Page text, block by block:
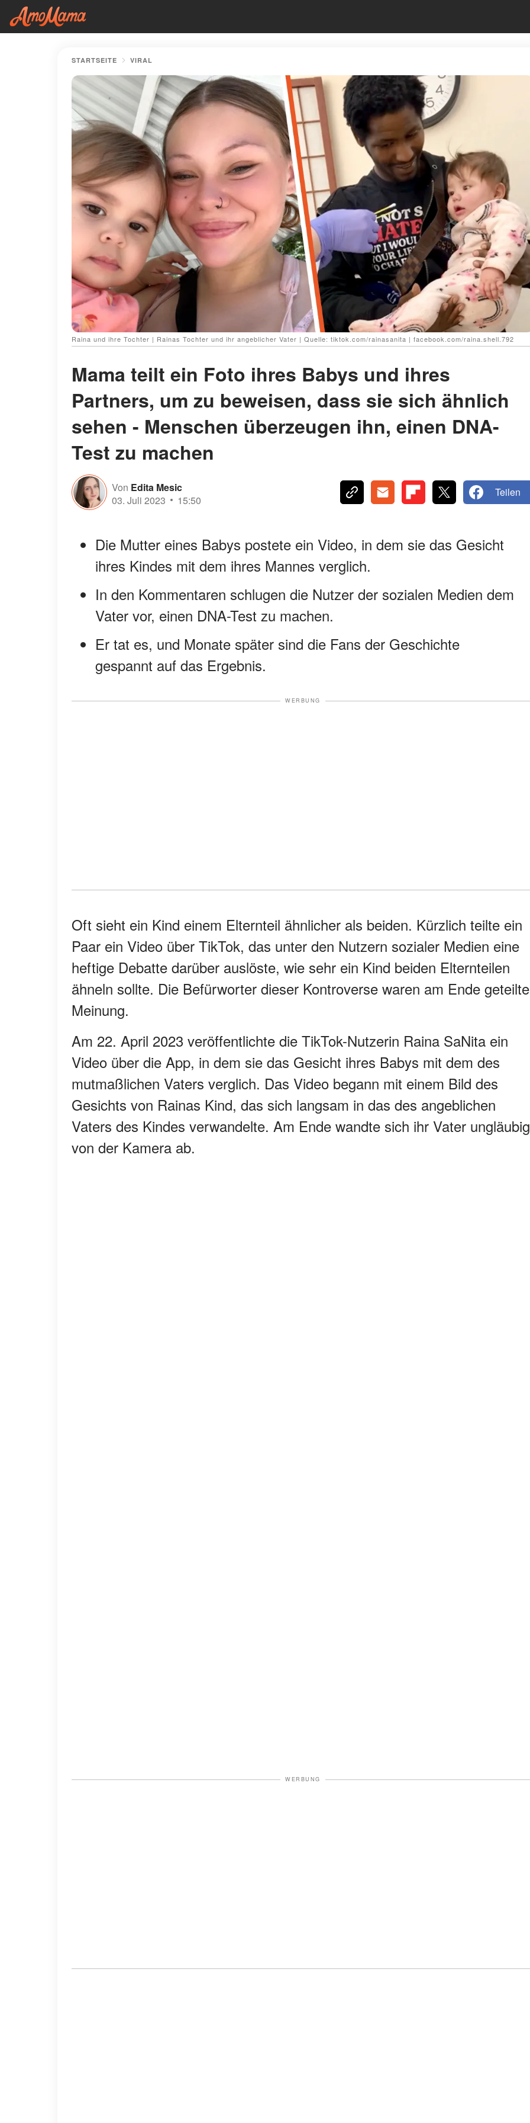
STARTSEITE VIRAL
Raina und ihre Tochter | Rainas Tochter und ihr angeblicher Vater | Quelle: tiktok.com/rainasanita | facebook.com/raina.shell.792
Mama teilt ein Foto ihres Babys und ihres
Partners, um zu beweisen, dass sie sich ähnlich
sehen - Menschen überzeugen ihn, einen DNA-
Test zu machen
Von Edita Mesic
03. Juli 2023
15:50
Teilen
Die Mutter eines Babys postete ein Video, in dem sie das Gesicht
ihres Kindes mit dem ihres Mannes verglich.
In den Kommentaren schlugen die Nutzer der sozialen Medien dem
Vater vor, einen DNA-Test zu machen.
Er tat es, und Monate später sind die Fans der Geschichte
gespannt auf das Ergebnis.
WERBUNG
Oft sieht ein Kind einem Elternteil ähnlicher als beiden. Kürzlich teilte ein
Paar ein Video über TikTok, das unter den Nutzern sozialer Medien eine
heftige Debatte darüber auslöste, wie sehr ein Kind beiden Elternteilen
ähneln sollte. Die Befürworter dieser Kontroverse waren am Ende
Meinung.
Am 22. April 2023 veröffentlichte die TikTok-Nutzerin Raina SaNita ein
Video über die App, in dem sie das Gesicht ihres Babys mit dem des
mutmaßlichen Vaters verglich. Das Video begann mit einem Bild des
Gesichts von Rainas Kind, das sich langsam in das des angeblichen
Vaters des Kindes verwandelte. Am Ende wandte sich ihr Vater ungläubig
von der Kamera ab.
WERBUNG